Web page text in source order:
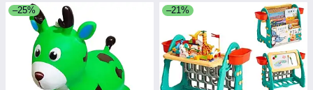
–25% –21%